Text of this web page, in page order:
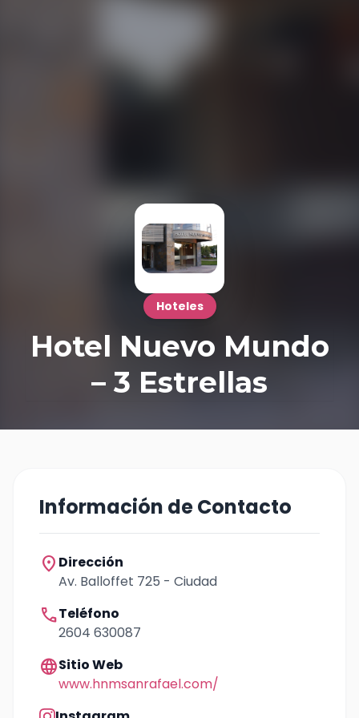
Hoteles
Hotel Nuevo Mundo
– 3 Estrellas
Información de Contacto
location_on Dirección
Av. Balloffet 725 - Ciudad
callTeléfono
2604 630087
languageSitio Web
www.hnmsanrafael.com/